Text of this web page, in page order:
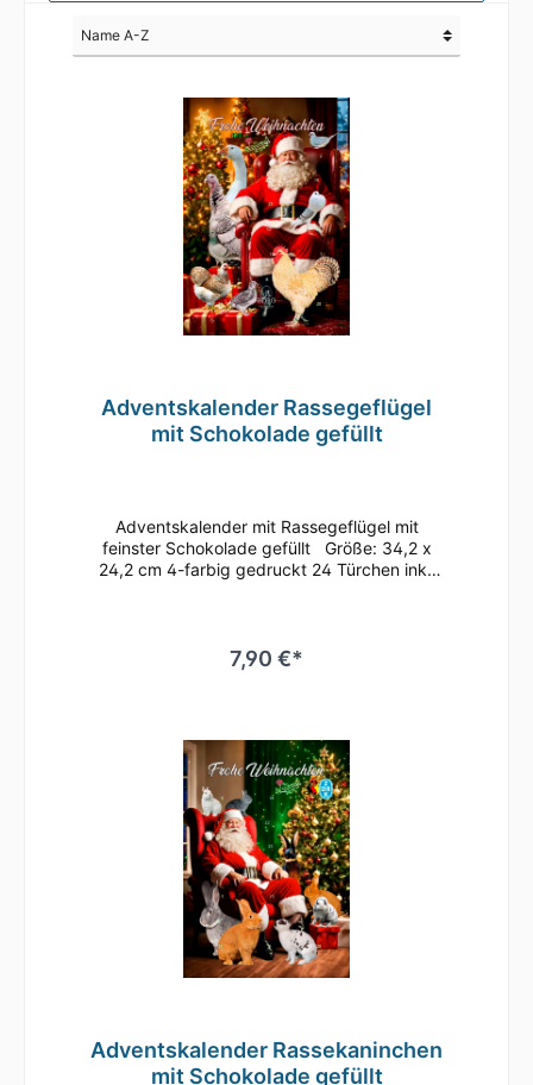
Adventskalender Rassegeflügel
mit Schokolade gefüllt
Adventskalender mit Rassegeflügel mit
feinster Schokolade gefüllt Größe: 34,2 x
24,2 cm 4-farbig gedruckt 24 Türchen inkl.
ID41039 MHD: bis April 2026 bei
sachgerechter LagerungInhaltsstoffeZucker
HASELNÜSSE,Emulgator aus SOJA (E322),
natürliche Aromen NährwerteNährwerte je
100 g:Energie 2346 kJ / 562 kcalFett 35
gdavon gesättigte Fettsäuren 21
gKohlenhydrate 53 gdavon Zucker 52
gEiweiß 7, 7 gSalz 0,20 g
7,90 €*
Adventskalender Rassekaninchen
mit Schokolade gefüllt